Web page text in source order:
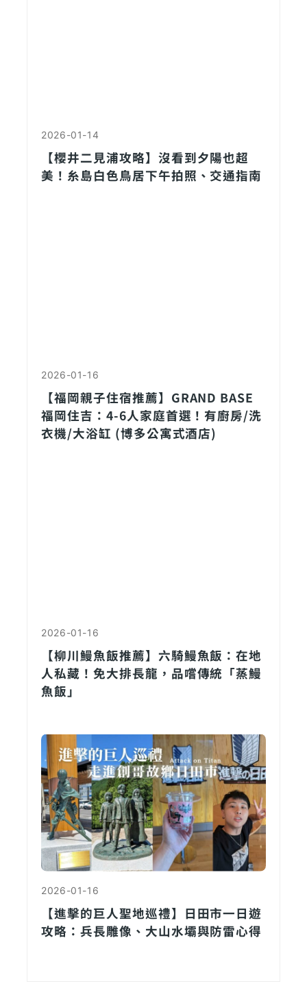
2026-01-14
【櫻井二見浦攻略】沒看到夕陽也超
美！糸島白色鳥居下午拍照、交通指南
2026-01-16
【福岡親子住宿推薦】GRAND BASE
福岡住吉：4-6人家庭首選！有廚房/洗
衣機/大浴缸 (博多公寓式酒店)
2026-01-16
【柳川鰻魚飯推薦】六騎鰻魚飯：在地
人私藏！免大排長龍，品嚐傳統「蒸鰻
魚飯」
2026-01-16
【進擊的巨人聖地巡禮】日田市一日遊
攻略：兵長雕像、大山水壩與防雷心得